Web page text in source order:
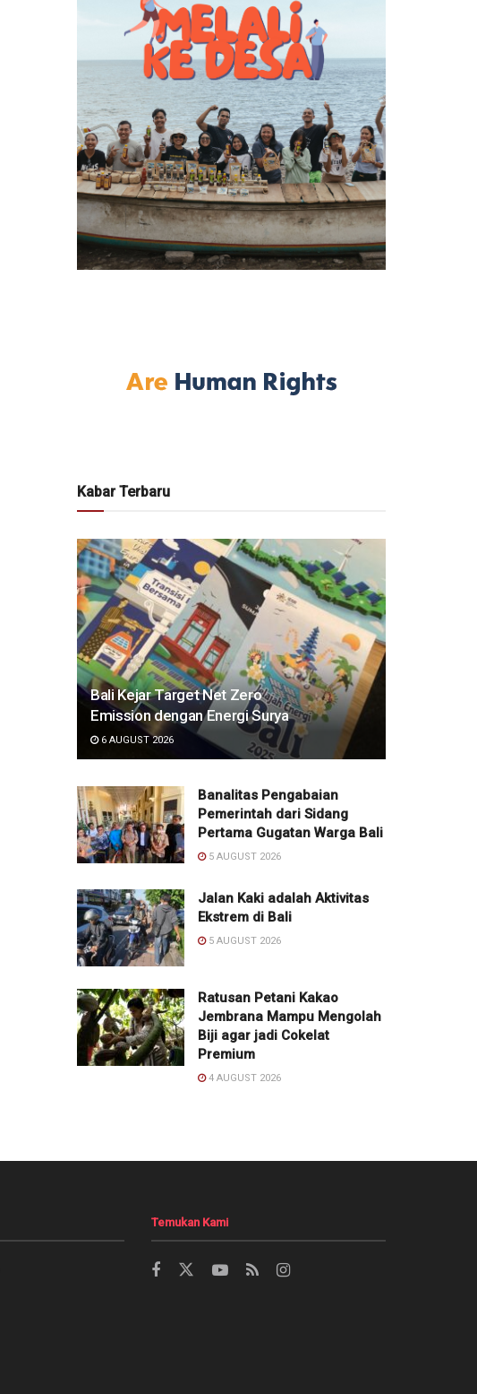
Kabar Terbaru
Bali Kejar Target Net Zero
Emission dengan Energi Surya
6 AUGUST 2026
Banalitas Pengabaian
Pemerintah dari Sidang
Pertama Gugatan Warga Bali
5 AUGUST 2026
Jalan Kaki adalah Aktivitas
Ekstrem di Bali
5 AUGUST 2026
Ratusan Petani Kakao
Jembrana Mampu Mengolah
Biji agar jadi Cokelat
Premium
4 AUGUST 2026
Temukan Kami